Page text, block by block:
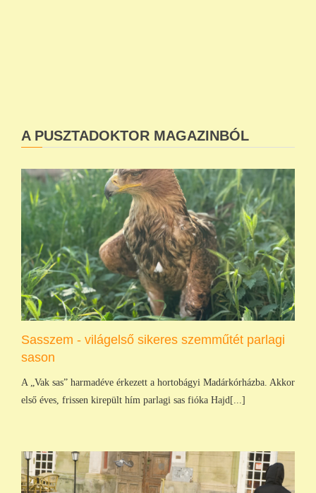
A PUSZTADOKTOR MAGAZINBÓL
Sasszem - világelső sikeres szemműtét parlagi
sason
A „Vak sas” harmadéve érkezett a hortobágyi Madárkórházba. Akkor
első éves, frissen kirepült hím parlagi sas fióka Hajd[...]